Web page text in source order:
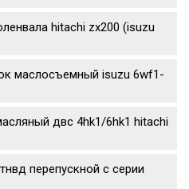
hitachi zx200 (isuzu
маслосъемный isuzu 6wf1-
двс 4hk1/6hk1 hitachi
перепускной с серии